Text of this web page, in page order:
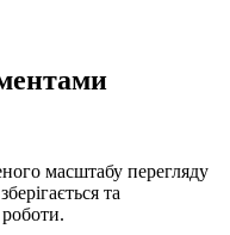
масштабу перегляду
та